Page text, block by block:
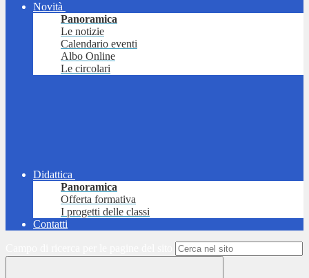
Novità
Panoramica
Le notizie
Calendario eventi
Albo Online
Le circolari
Didattica
Panoramica
Offerta formativa
I progetti delle classi
Contatti